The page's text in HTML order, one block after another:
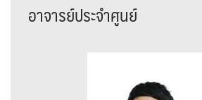
อาจารย์ประจำศูนย์